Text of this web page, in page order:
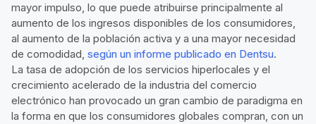
mayor impulso, lo que puede atribuirse principalmente al
aumento de los ingresos disponibles de los consumidores,
al aumento de la población activa y a una mayor necesidad
de comodidad, según un informe publicado en Dentsu.
La tasa de adopción de los servicios hiperlocales y el
crecimiento acelerado de la industria del comercio
electrónico han provocado un gran cambio de paradigma en
la forma en que los consumidores globales compran, con un